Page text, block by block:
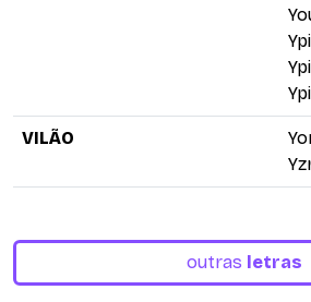
VILÃO
outras letras